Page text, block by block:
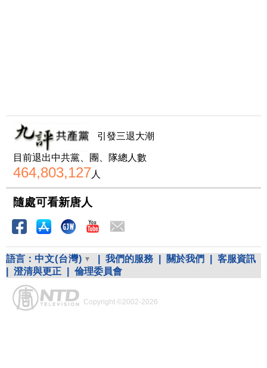
引發三退大潮
目前退出中共黨、團、隊總人數
464,803,127人
隨處可看新唐人
語言： 中文(台灣) 我們的服務 關於我們
客服資訊
澄清與更正 倫理委員會
Copyright ©2002-2026